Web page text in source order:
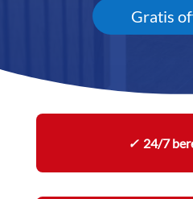
Gratis
✓24/7